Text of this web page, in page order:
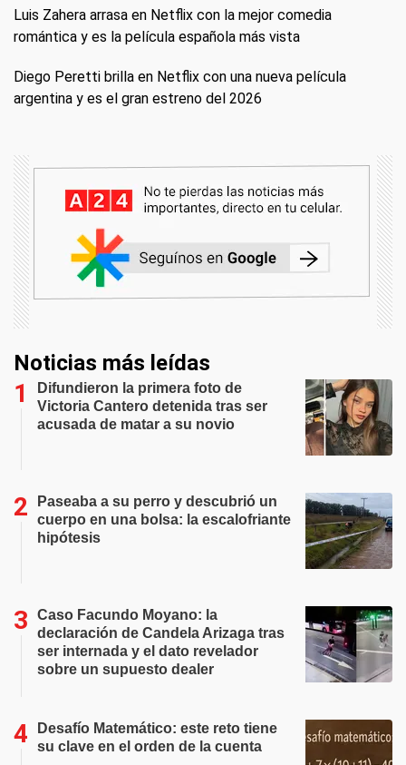
Luis Zahera arrasa en Netflix con la mejor comedia
romántica y es la película española más vista
Diego Peretti brilla en Netflix con una nueva película
argentina y es el gran estreno del 2026
Noticias más leídas
Difundieron la primera foto de
Victoria Cantero detenida tras ser
acusada de matar a su novio
Paseaba a su perro y descubrió un
cuerpo en una bolsa: la escalofriante
hipótesis
Caso Facundo Moyano: la
declaración de Candela Arizaga tras
ser internada y el dato revelador
sobre un supuesto dealer
Desafío Matemático: este reto tiene
su clave en el orden de la cuenta